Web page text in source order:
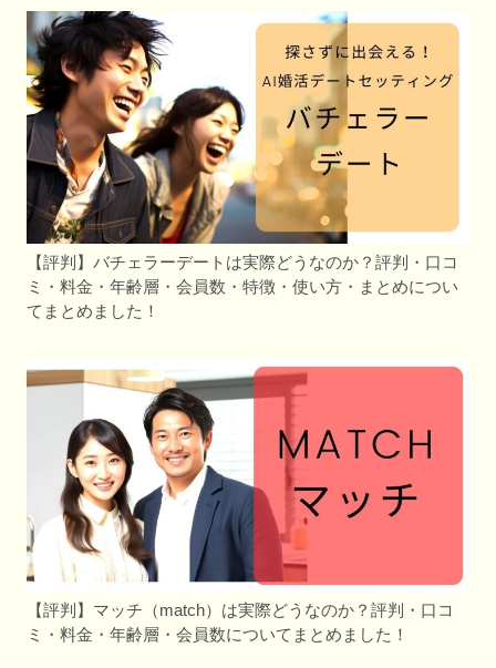
【評判】バチェラーデートは実際どうなのか？評判・口コ
ミ・料金・年齢層・会員数・特徴・使い方・まとめについ
てまとめました！
【評判】マッチ（match）は実際どうなのか？評判・口コ
ミ・料金・年齢層・会員数についてまとめました！